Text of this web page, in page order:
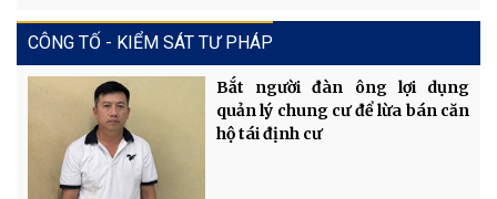
CÔNG TỐ - KIỂM SÁT TƯ PHÁP
Bắt người đàn ông lợi dụng
quản lý chung cư để lừa bán căn
hộ tái định cư